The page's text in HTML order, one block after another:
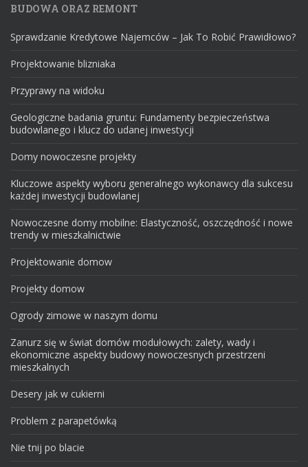
BUDOWA ORAZ REMONT
Sprawdzanie Kredytowe Najemców – Jak To Robić Prawidłowo?
Projektowanie blizniaka
Przyprawy na widoku
Geologiczne badania gruntu: Fundamenty bezpieczeństwa
budowlanego i klucz do udanej inwestycji
Domy nowoczesne projekty
Kluczowe aspekty wyboru generalnego wykonawcy dla sukcesu
każdej inwestycji budowlanej
Nowoczesne domy mobilne: Elastyczność, oszczędność i nowe
trendy w mieszkalnictwie
Projektowanie domow
Projekty domow
Ogrody zimowe w naszym domu
Zanurz się w świat domów modułowych: zalety, wady i
ekonomiczne aspekty budowy nowoczesnych przestrzeni
mieszkalnych
Desery jak w cukierni
Problem z parapetówką
Nie tnij po blacie